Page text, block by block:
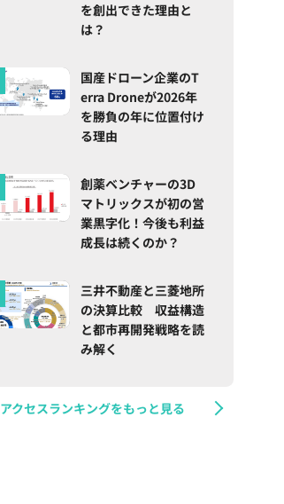
を創出できた理由と
は？
国産ドローン企業のT
erra Droneが2026年
を勝負の年に位置付け
る理由
創薬ベンチャーの3D
マトリックスが初の営
業黒字化！今後も利益
成長は続くのか？
三井不動産と三菱地所
の決算比較 収益構造
と都市再開発戦略を読
み解く
アクセスランキングをもっと見る